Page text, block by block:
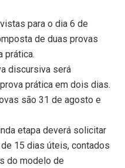
para o dia 6 de
de duas provas
prática.
discursiva será
prática em dois dias.
são 31 de agosto e
etapa deverá solicitar
15 dias úteis, contados
do modelo de